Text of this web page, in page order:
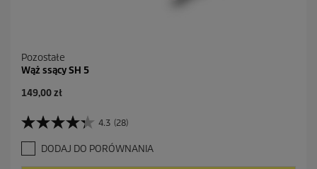
Pozostałe
Wąż ssący SH 5
A
t
u
a
l
149,00 zł
4.3 (28)
4
.
3
n
DODAJ DO PORÓWNANIA